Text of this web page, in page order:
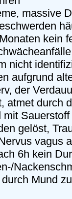
massive
kein
nicht
aufgrund
der
atmet durch
gelöst,
vagus
6h kein
Mund